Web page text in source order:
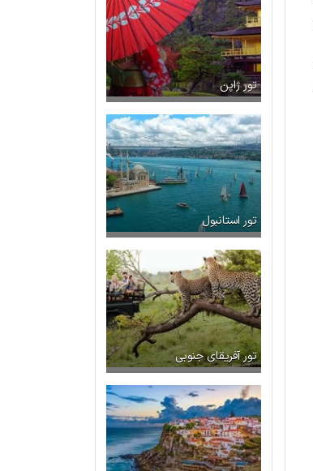
تور ژاپن
تور استانبول
تور آفریقای جنوبی